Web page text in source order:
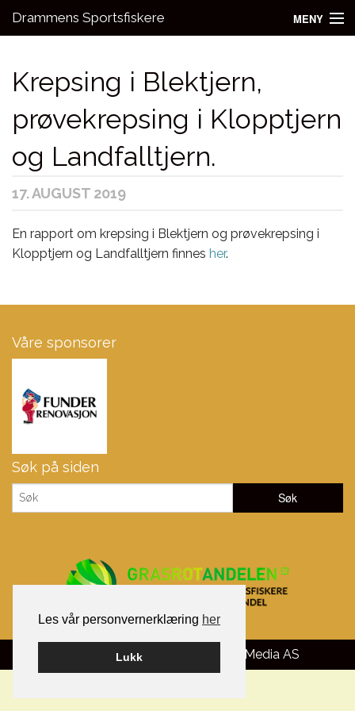
Les vår personvernerklæring her
Lukk
Drammens Sportsfiskere MENY
Aktivitetsgrupper
Utleie
Bli medlem!
Fiske
Kontakt oss
Krepsing i Blektjern,
prøvekrepsing i Klopptjern
og Landfalltjern.
17. AUGUST 2019
En rapport om krepsing i Blektjern og prøvekrepsing i
Klopptjern og Landfalltjern finnes her.
Våre sponsorer
Søk på siden
Bygget på WordPress av Smart Media AS